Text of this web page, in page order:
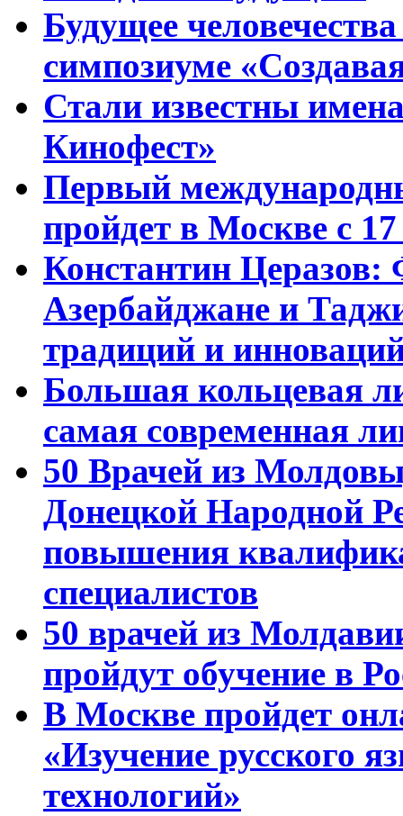
Будущее
симпозиуме
Стали известны
Кинофест»
Первый
пройдет в Москве с
Константин Церазов:
Азербайджане и
традиций и
Большая кольцевая
самая современная
50 Врачей из
Донецкой Народной
повышения
специалистов
50 врачей из
пройдут обучение в
В Москве пройдет
«Изучение русского
технологий»